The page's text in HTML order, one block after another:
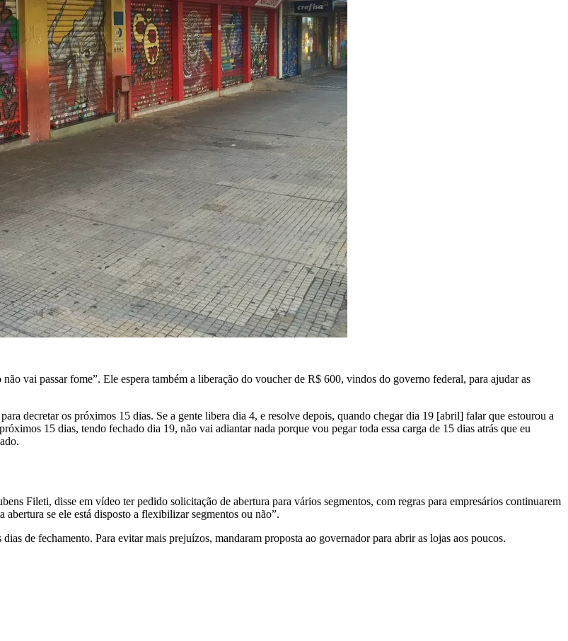
vai passar fome”. Ele espera também a liberação do voucher de R$ 600, vindos do governo federal, para ajudar as
decretar os próximos 15 dias. Se a gente libera dia 4, e resolve depois, quando chegar dia 19 [abril] falar que estourou a
15 dias, tendo fechado dia 19, não vai adiantar nada porque vou pegar toda essa carga de 15 dias atrás que eu
Fileti, disse em vídeo ter pedido solicitação de abertura para vários segmentos, com regras para empresários continuarem
se ele está disposto a flexibilizar segmentos ou não”.
de fechamento. Para evitar mais prejuízos, mandaram proposta ao governador para abrir as lojas aos poucos.